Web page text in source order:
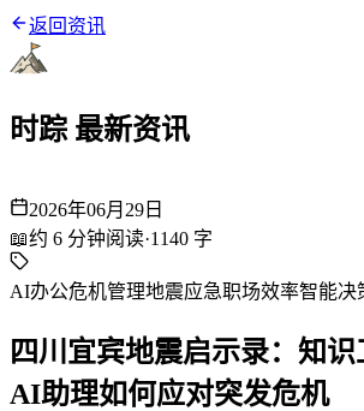
返回资讯
时踪 最新资讯
2026年06月29日
📖约 6 分钟阅读·1140 字
AI办公危机管理地震应急职场效率智能决
四川宜宾地震启示录：知
AI助理如何应对突发危机